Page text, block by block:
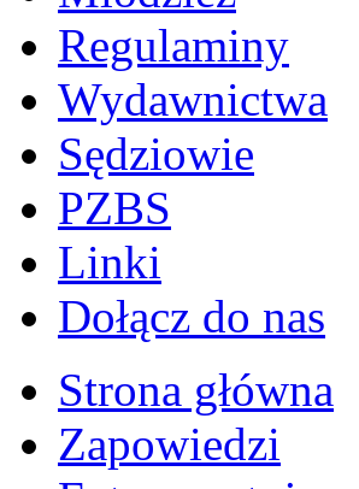
Regulaminy
Wydawnictwa
Sędziowie
PZBS
Linki
Dołącz do nas
Strona główna
Zapowiedzi